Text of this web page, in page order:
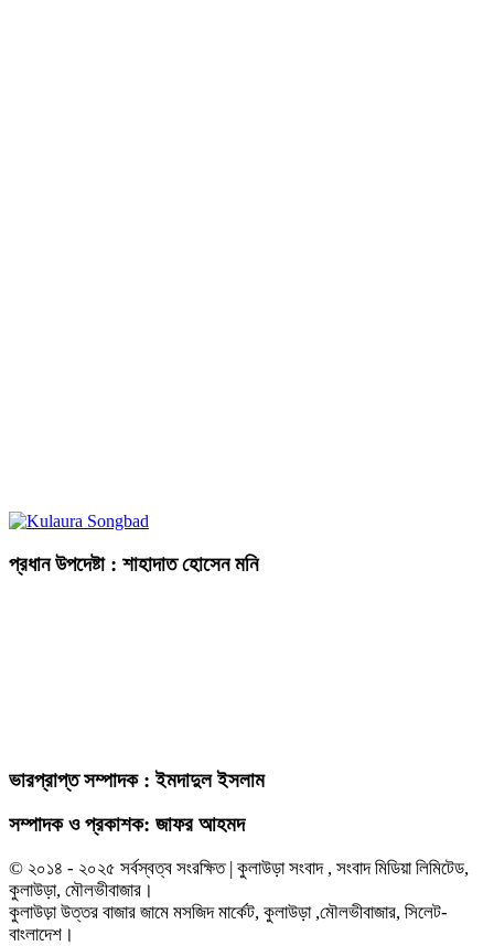
প্রধান উপদেষ্টা : শাহাদাত হোসেন মনি
ভারপ্রাপ্ত সম্পাদক : ইমদাদুল ইসলাম
সম্পাদক ও প্রকাশক: জাফর আহমদ
© ২০১৪ - ২০২৫ সর্বস্বত্ব সংরক্ষিত | কুলাউড়া সংবাদ , সংবাদ মিডিয়া লিমিটেড,
কুলাউড়া, মৌলভীবাজার।
কুলাউড়া উত্তর বাজার জামে মসজিদ মার্কেট, কুলাউড়া ,মৌলভীবাজার, সিলেট-
বাংলাদেশ।